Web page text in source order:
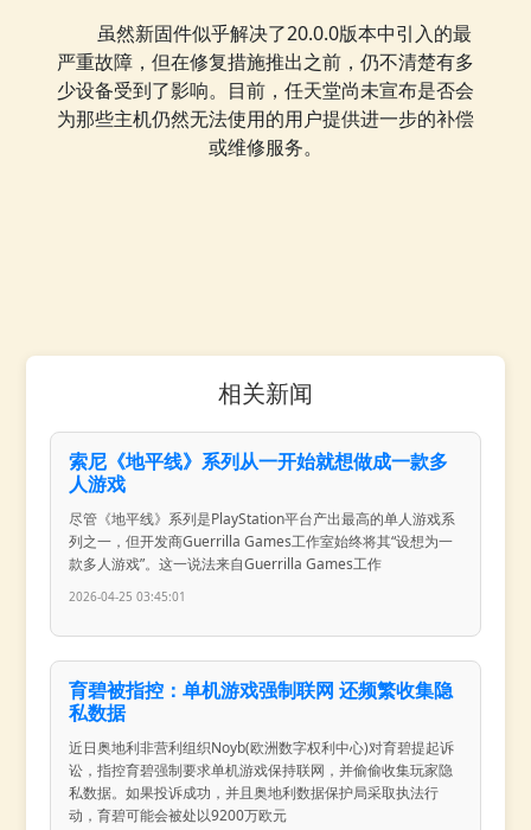
虽然新固件似乎解决了20.0.0版本中引入的最
严重故障，但在修复措施推出之前，仍不清楚有多
少设备受到了影响。目前，任天堂尚未宣布是否会
为那些主机仍然无法使用的用户提供进一步的补偿
或维修服务。
相关新闻
索尼《地平线》系列从一开始就想做成一款多
人游戏
尽管《地平线》系列是PlayStation平台产出最高的单人游戏系
列之一，但开发商Guerrilla Games工作室始终将其“设想为一
款多人游戏”。这一说法来自Guerrilla Games工作
2026-04-25 03:45:01
育碧被指控：单机游戏强制联网 还频繁收集隐
私数据
近日奥地利非营利组织Noyb(欧洲数字权利中心)对育碧提起诉
讼，指控育碧强制要求单机游戏保持联网，并偷偷收集玩家隐
私数据。如果投诉成功，并且奥地利数据保护局采取执法行
动，育碧可能会被处以9200万欧元